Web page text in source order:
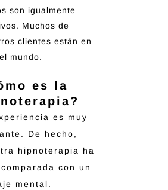
son igualmente
Muchos de
clientes están en
mundo.
es la
es muy
De hecho,
hipnoterapia ha
con un
mental.